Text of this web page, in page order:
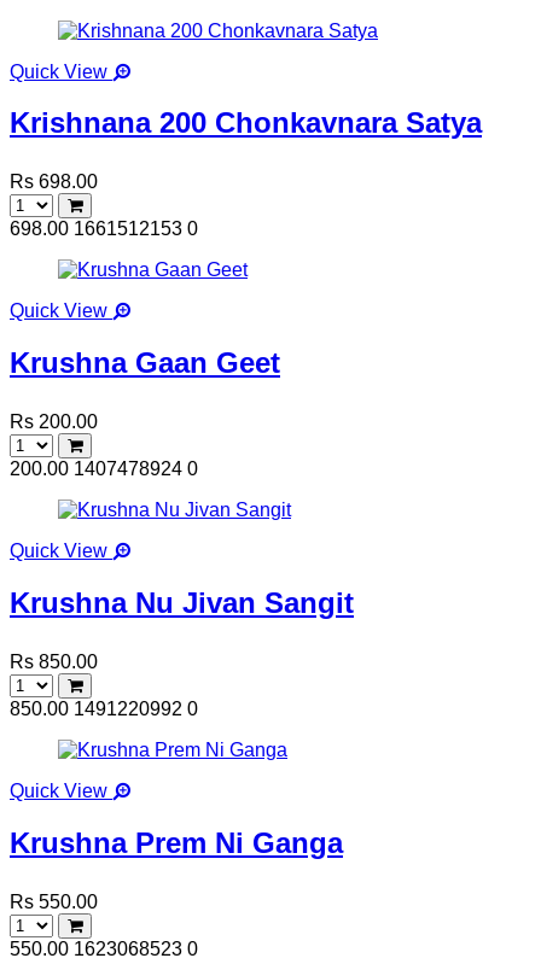
Quick View
Krishnana 200 Chonkavnara Satya
Rs 698.00
698.00 1661512153 0
Quick View
Krushna Gaan Geet
Rs 200.00
200.00 1407478924 0
Quick View
Krushna Nu Jivan Sangit
Rs 850.00
850.00 1491220992 0
Quick View
Krushna Prem Ni Ganga
Rs 550.00
550.00 1623068523 0